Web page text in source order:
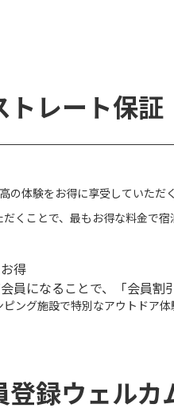
トレート保証
の体験をお得に享受していただ
くことで、最もお得な料金で宿
得
員になることで、「会員割
ング施設で特別なアウトドア体
登録ウェルカ